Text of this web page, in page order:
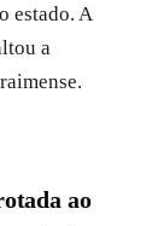
estado. A
a
ao